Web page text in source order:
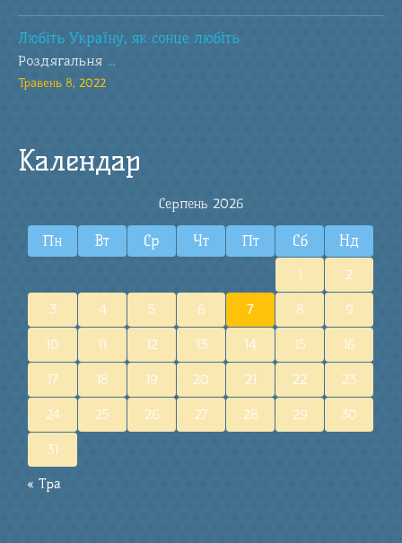
Любіть Україну, як сонце любіть
Роздягальня ...
Травень 8, 2022
Календар
Серпень 2026
Пн Вт Ср Чт Пт Сб Нд
« Тра
1 2
3 4 5 6 7 8 9
10 11 12 13 14 15 16
17 18 19 20 21 22 23
24 25 26 27 28 29 30
31